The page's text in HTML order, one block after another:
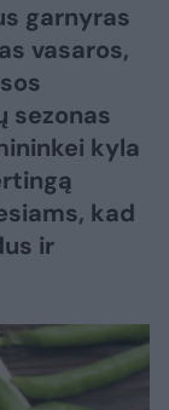
garnyras
vasaros,
sezonas
kyla
kad
ir